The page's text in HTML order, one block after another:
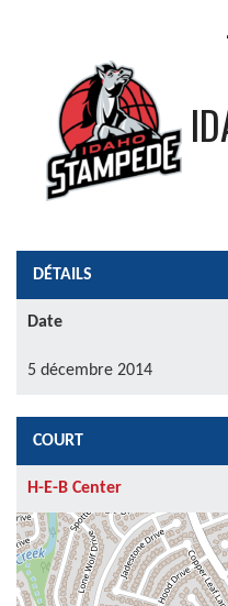
DÉTAILS
Date
5 décembre 2014
COURT
H-E-B Center